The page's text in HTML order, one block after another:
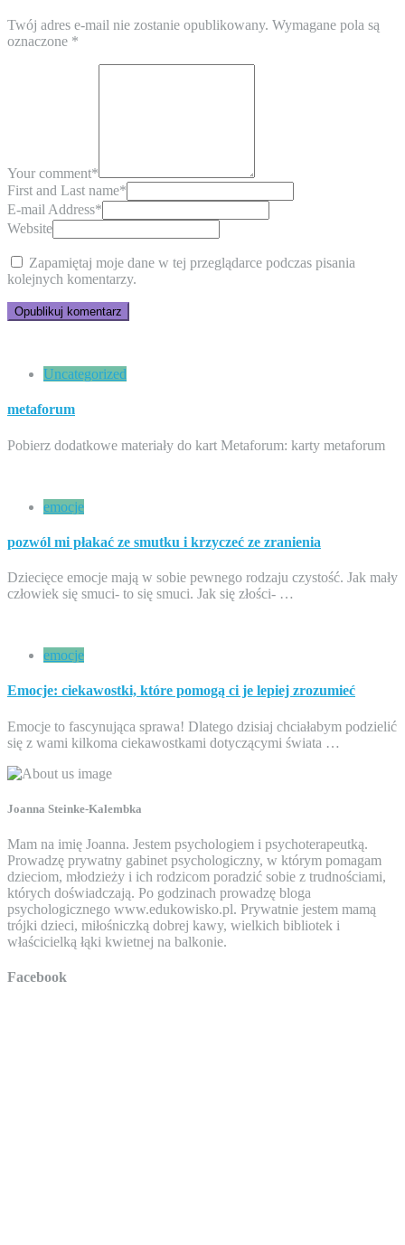
Twój adres e-mail nie zostanie opublikowany. Wymagane pola są
oznaczone *
Your comment*
First and Last name*
E-mail Address*
Website
Zapamiętaj moje dane w tej przeglądarce podczas pisania
kolejnych komentarzy.
Uncategorized
metaforum
Pobierz dodatkowe materiały do kart Metaforum: karty metaforum
emocje
pozwól mi płakać ze smutku i krzyczeć ze zranienia
Dziecięce emocje mają w sobie pewnego rodzaju czystość. Jak mały
człowiek się smuci- to się smuci. Jak się złości- …
emocje
Emocje: ciekawostki, które pomogą ci je lepiej zrozumieć
Emocje to fascynująca sprawa! Dlatego dzisiaj chciałabym podzielić
się z wami kilkoma ciekawostkami dotyczącymi świata …
Joanna Steinke-Kalembka
Mam na imię Joanna. Jestem psychologiem i psychoterapeutką.
Prowadzę prywatny gabinet psychologiczny, w którym pomagam
dzieciom, młodzieży i ich rodzicom poradzić sobie z trudnościami,
których doświadczają. Po godzinach prowadzę bloga
psychologicznego www.edukowisko.pl. Prywatnie jestem mamą
trójki dzieci, miłośniczką dobrej kawy, wielkich bibliotek i
właścicielką łąki kwietnej na balkonie.
Facebook